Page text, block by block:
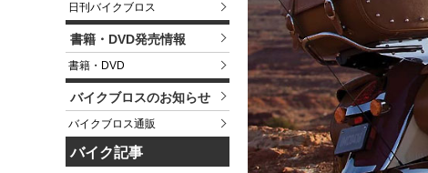
日刊バイクブロス
書籍・DVD発売情報
書籍・DVD
バイクブロスのお知らせ
バイクブロス通販
バイク記事